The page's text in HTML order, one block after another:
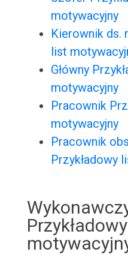
motywacyjny
Kierownik ds.
list
Główny
motywacyjny
Pracownik
motywacyjny
Pracownik
Przykładowy